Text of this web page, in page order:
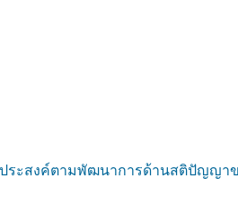
ะสงค์ตามพัฒนาการด้านสติปัญญาข